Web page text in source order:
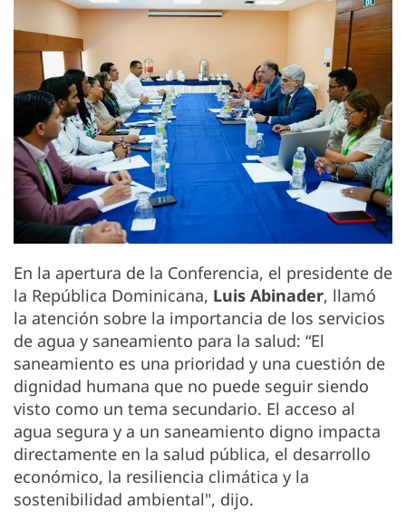
En la apertura de la Conferencia, el presidente de
la República Dominicana, Luis Abinader, llamó
la atención sobre la importancia de los servicios
de agua y saneamiento para la salud: “El
saneamiento es una prioridad y una cuestión de
dignidad humana que no puede seguir siendo
visto como un tema secundario. El acceso al
agua segura y a un saneamiento digno impacta
directamente en la salud pública, el desarrollo
económico, la resiliencia climática y la
sostenibilidad ambiental", dijo.